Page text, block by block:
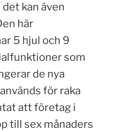
kan även
här
5 hjul och 9
som
de nya
för raka
att företag i
till sex månaders